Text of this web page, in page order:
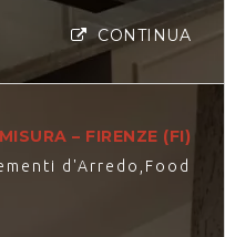
CONTINUA
– FIRENZE (FI)
d'Arredo , Food